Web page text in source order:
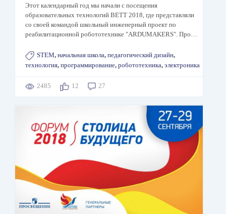
Этот календарный год мы начали с посещения
образовательных технологий BETT 2018, где представляли
со своей командой школьный инженерный проект по
реабилитационной робототехнике "ARDUMAKERS". Про…
STEM, начальная школа, педагогический дизайн,
технология, программирование, робототехника, электроника
2485 12 27